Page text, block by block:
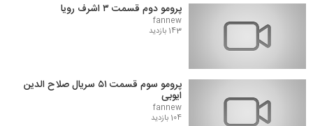
پرومو دوم قسمت ۳ اشرف رویا
fannew
143 بازدید
پرومو سوم قسمت ۵۱ سریال صلاح الدین
ایوبی
fannew
104 بازدید